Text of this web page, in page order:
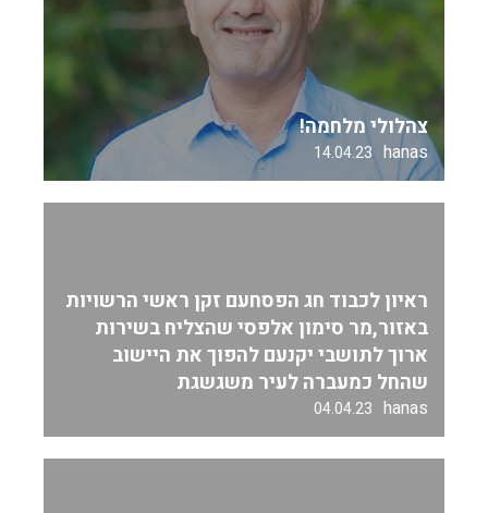
צהלולי מלחמה!
hanas
14.04.23
ראיון לכבוד חג הפסחעם זקן ראשי הרשויות
באזור,מר סימון אלפסי שהצליח בשירות
ארוך לתושבי יקנעם להפוך את היישוב
שהחל כמעברה לעיר משגשגת
hanas
04.04.23